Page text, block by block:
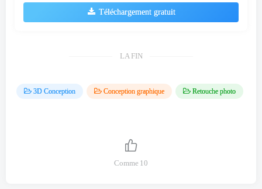
Téléchargement gratuit
LA FIN
3D Conception Conception graphique Retouche photo
Comme 10